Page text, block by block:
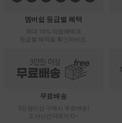
멤버쉽 등급별 혜택
최대 10% 적립혜택과
등급별 혜택을 확인하세요.
무료배송
3만원이상 구매시 무료배송!
도서산간지역까지~